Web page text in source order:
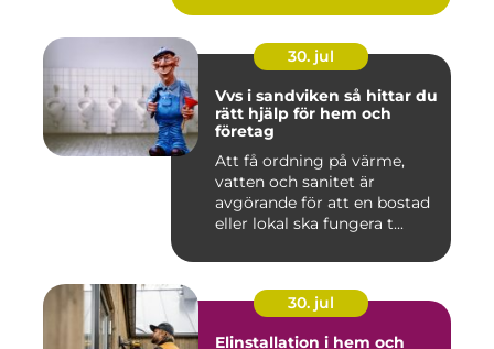
30. jul
Vvs i sandviken så hittar du
rätt hjälp för hem och
företag
Att få ordning på värme,
vatten och sanitet är
avgörande för att en bostad
eller lokal ska fungera t...
30. jul
Elinstallation i hem och